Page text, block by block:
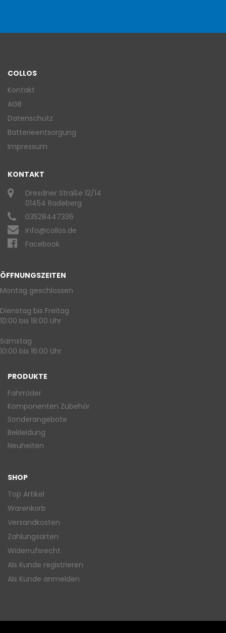
COLLOS
Kontakt
AGB
Datenschutz
Batterieentsorgung
Impressum
KONTAKT
Dresdner Straße 12/14
01454 Radeberg
03528447336
info@collos.de
Facebook
ÖFFNUNGSZEITEN
Montag geschlossen
Dienstag bis Freitag
10:00 bis 18:00 Uhr
Samstag
10:00 bis 16:00 Uhr
PRODUKTE
Fahrräder
Komponenten Zubehör
Sonderangebote
Bekleidung
Neuheiten
SHOP
Top Artikel
Warenkorb
Versandkosten
Zahlungsarten
Widerrufsrecht
Als Kunde registrieren
Als Kunde anmelden